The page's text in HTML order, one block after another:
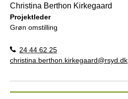
Christina Berthon Kirkegaard
Projektleder
Grøn omstilling
24 44 62 25
christina.berthon.kirkegaard@rsyd.dk